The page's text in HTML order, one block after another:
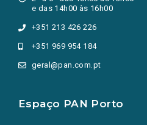
e das 14h00 às 16h00
+351 213 426 226
+351 969 954 184
geral@pan.com.pt
Espaço PAN Porto